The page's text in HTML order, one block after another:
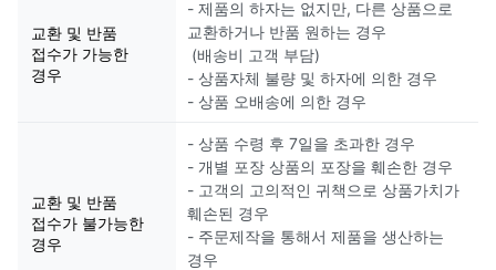
교환 및 반품
접수가 가능한
경우
- 제품의 하자는 없지만, 다른 상품으로
교환하거나 반품 원하는 경우
(배송비 고객 부담)
- 상품자체 불량 및 하자에 의한 경우
- 상품 오배송에 의한 경우
교환 및 반품
접수가 불가능한
경우
- 상품 수령 후 7일을 초과한 경우
- 개별 포장 상품의 포장을 훼손한 경우
- 고객의 고의적인 귀책으로 상품가치가
훼손된 경우
- 주문제작을 통해서 제품을 생산하는
경우